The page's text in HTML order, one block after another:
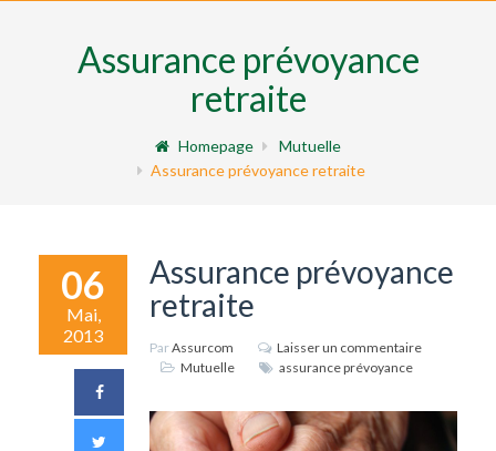
Assurance prévoyance
retraite
Homepage
Mutuelle
Assurance prévoyance retraite
06
Mai,
2013
Assurance prévoyance
retraite
ParAssurcom
Laisser un commentaire
Mutuelle
assurance prévoyance